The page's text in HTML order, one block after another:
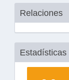
Relaciones
Estadísticas